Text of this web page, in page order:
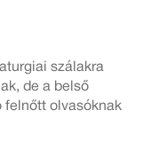
szálakra
de a belső
felnőtt olvasóknak